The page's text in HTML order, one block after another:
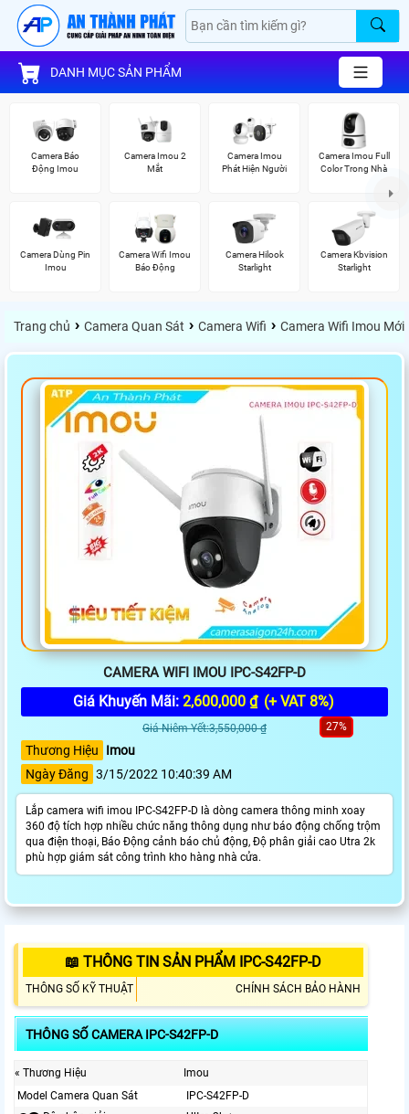
DANH MỤC SẢN PHẨM
Camera Báo
Động Imou
Camera Imou 2
Mắt
Camera Imou
Phát Hiện Người
Camera Imou Full
Color Trong Nhà
Camera Dùng Pin
Imou
Camera Wifi Imou
Báo Động
Camera Hilook
Starlight
Camera Kbvision
Starlight
Trang chủ › Camera Quan Sát › Camera Wifi › Camera Wifi Imou Mới
CAMERA WIFI IMOU IPC-S42FP-D
Giá Khuyến Mãi: 2,600,000 ₫ (+ VAT 8%)
Giá Niêm Yết:3,550,000 ₫ 27%
Thương Hiệu
Imou
Ngày Đăng 3/15/2022 10:40:39 AM
Lắp camera wifi imou IPC-S42FP-D là dòng camera thông minh xoay
360 độ tích hợp nhiều chức năng thông dụng như báo động chống trộm
qua điện thoại, Báo Động cảnh báo chủ động, Độ phân giải cao Utra 2k
phù hợp giám sát công trình kho hàng nhà cửa.
📖 THÔNG TIN SẢN PHẨM IPC-S42FP-D
THÔNG SỐ KỸ THUẬT CHÍNH SÁCH BẢO HÀNH
THÔNG SỐ CAMERA IPC-S42FP-D
« Thương Hiệu
Imou
Model Camera Quan Sát
IPC-S42FP-D